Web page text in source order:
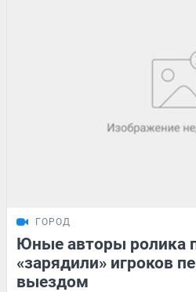
ГОРОД
Юные авторы ролика
«зарядили» игроков
выездом